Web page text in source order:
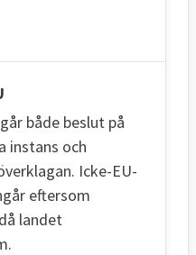
både beslut på
instans och
Icke-EU-
eftersom
landet